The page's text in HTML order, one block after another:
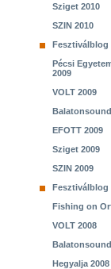
Sziget 2010
SZIN 2010
Fesztiválblog
Pécsi
2009
VOLT 2009
EFOTT 2009
Sziget 2009
SZIN 2009
Fesztiválblog
Fishing on
VOLT 2008
Hegyalja 2008